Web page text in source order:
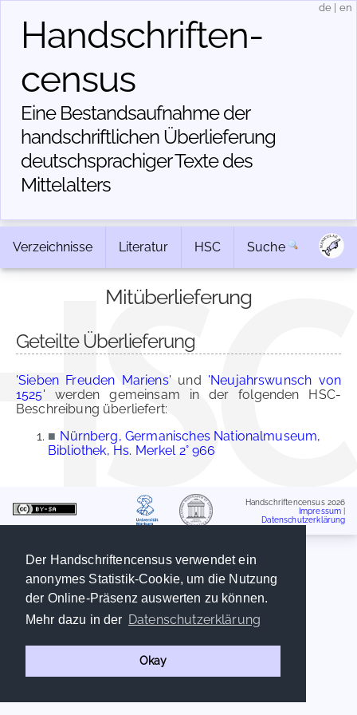
Der Handschriftencensus verwendet ein
anonymes Statistik-Cookie, um die Nutzung
der Online-Präsenz auswerten zu können.
Mehr dazu in der Datenschutzerklärung
Okay
Handschriften­
census
Eine Bestandsaufnahme der
handschriftlichen Über­lieferung
deutschsprachiger Texte des
Mittelalters
de en
Verzeichnisse Literatur HSC Suche
Mitüberlieferung
Geteilte Überlieferung
'Sieben Freuden Mariens' und 'Neujahrswunsch von
1525' werden gemeinsam in der folgenden HSC-
Beschreibung überliefert:
■ Nürnberg, Germanisches Nationalmuseum,
Bibliothek, Hs. Merkel 2° 966
Handschriftencensus 2026
Impressum
Datenschutzerklärung